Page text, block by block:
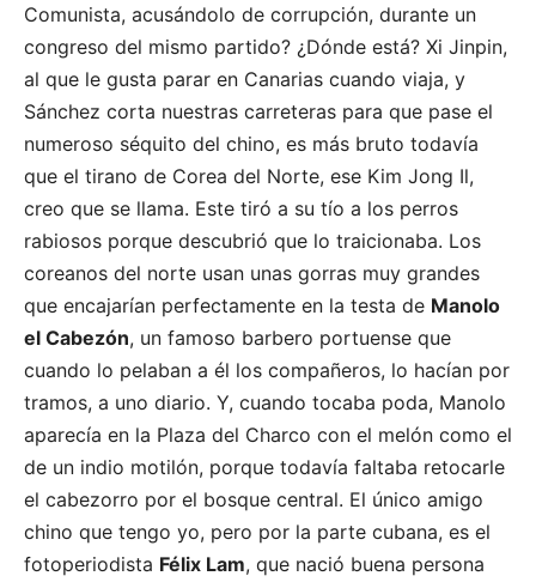
Comunista, acusándolo de corrupción, durante un
congreso del mismo partido? ¿Dónde está? Xi Jinpin,
al que le gusta parar en Canarias cuando viaja, y
Sánchez corta nuestras carreteras para que pase el
numeroso séquito del chino, es más bruto todavía
que el tirano de Corea del Norte, ese Kim Jong Il,
creo que se llama. Este tiró a su tío a los perros
rabiosos porque descubrió que lo traicionaba. Los
coreanos del norte usan unas gorras muy grandes
que encajarían perfectamente en la testa de Manolo
el Cabezón, un famoso barbero portuense que
cuando lo pelaban a él los compañeros, lo hacían por
tramos, a uno diario. Y, cuando tocaba poda, Manolo
aparecía en la Plaza del Charco con el melón como el
de un indio motilón, porque todavía faltaba retocarle
el cabezorro por el bosque central. El único amigo
chino que tengo yo, pero por la parte cubana, es el
fotoperiodista Félix Lam, que nació buena persona